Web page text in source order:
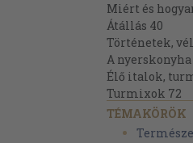
Miért és
Átállás 40
Történetek,
A
Élő italok,
Turmixok 72
Zöldség- és
Magtejek 88
TÉMAKÖRÖK